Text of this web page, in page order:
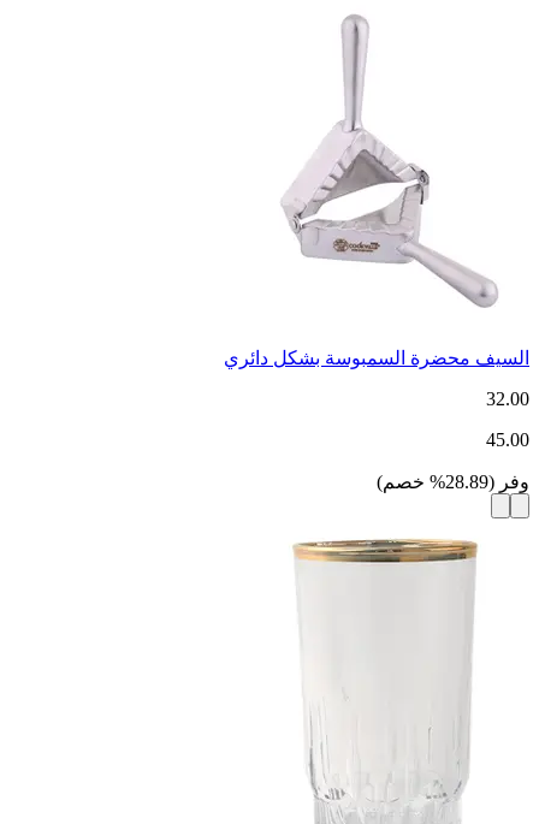
السيف محضرة السمبوسة بشكل دائري
32.00
45.00
وفر (
28.89
% خصم)